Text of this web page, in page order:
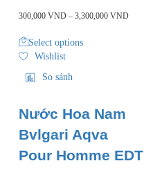
300,000 VND– 3,300,000 VND
Select options
Wishlist
So sánh
Nước Hoa Nam
Bvlgari Aqva
Pour Homme EDT